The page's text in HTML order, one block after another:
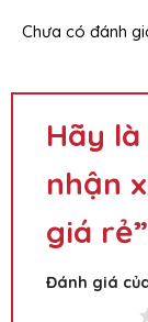
Chưa có đánh
Hãy
nhận
giá rẻ”
Đánh giá